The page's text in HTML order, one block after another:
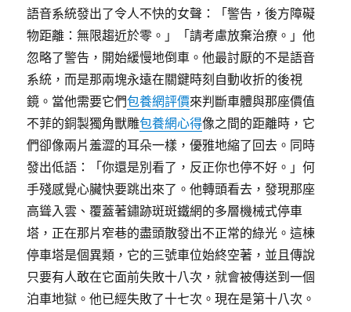
語音系統發出了令人不快的女聲：「警告，後方障礙
物距離：無限趨近於零。」「請考慮放棄治療。」他
忽略了警告，開始緩慢地倒車。他最討厭的不是語音
系統，而是那兩塊永遠在關鍵時刻自動收折的後視
鏡。當他需要它們包養網評價來判斷車體與那座價值
不菲的銅製獨角獸雕包養網心得像之間的距離時，它
們卻像兩片羞澀的耳朵一樣，優雅地縮了回去。同時
發出低語：「你還是別看了，反正你也停不好。」何
手殘感覺心臟快要跳出來了。他轉頭看去，發現那座
高聳入雲、覆蓋著鏽跡斑斑鐵網的多層機械式停車
塔，正在那片窄巷的盡頭散發出不正常的綠光。這棟
停車塔是個異類，它的三號車位始終空著，並且傳說
只要有人敢在它面前失敗十八次，就會被傳送到一個
泊車地獄。他已經失敗了十七次。現在是第十八次。